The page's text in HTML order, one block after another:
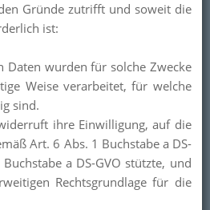
Gründe zutrifft und soweit die
ist:
Daten wurden für solche Zwecke
Weise verarbeitet, für welche
sind.
ihre Einwilligung, auf die
Art. 6 Abs. 1 Buchstabe a DS-
a DS-GVO stützte, und
Rechtsgrundlage für die